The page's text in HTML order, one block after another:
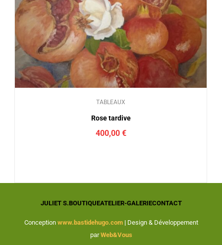
TABLEAUX
Rose tardive
400,00 €
JULIET S.BOUTIQUEATELIER-GALERIECONTACT
Conception www.bastidehugo.com|Design & Développement
par Web&Vous